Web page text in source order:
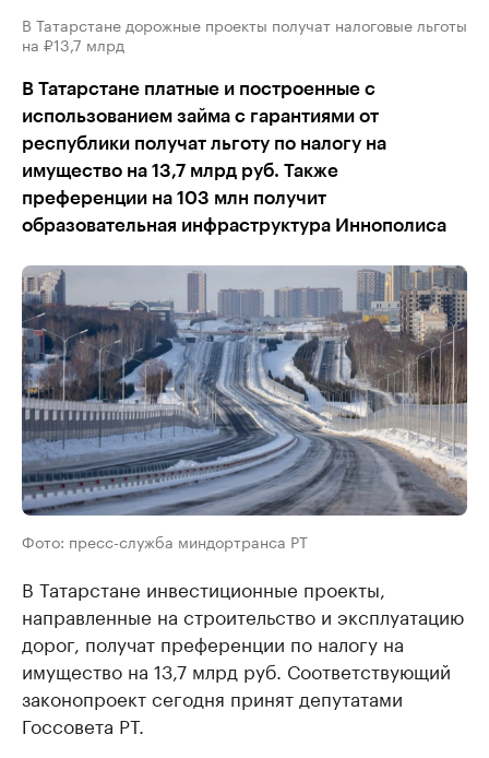
В Татарстане дорожные проекты получат налоговые льготы
на ₽13,7 млрд
В Татарстане платные и построенные с
использованием займа с гарантиями от
республики получат льготу по налогу на
имущество на 13,7 млрд руб. Также
преференции на 103 млн получит
образовательная инфраструктура Иннополиса
Фото: пресс-служба миндортранса РТ
В Татарстане инвестиционные проекты,
направленные на строительство и эксплуатацию
дорог, получат преференции по налогу на
имущество на 13,7 млрд руб. Соответствующий
законопроект сегодня принят депутатами
Госсовета РТ.